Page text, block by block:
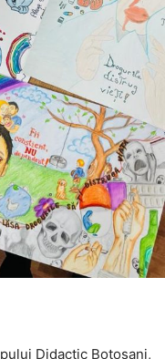
Didactic Botoșani,